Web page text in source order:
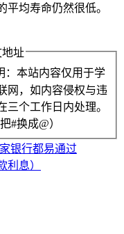
平均寿命仍然很低。
地址
：本站内容仅用于学
网，如内容侵权与违
个工作日内处理。
#换成@）
银行都易通过
利息）